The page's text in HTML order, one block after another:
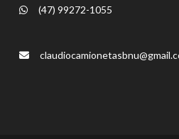
(47) 99272-1055